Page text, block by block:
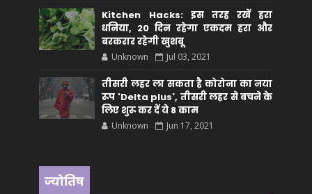
Kitchen Hacks: इस तरह रखें हरा
धनिया, 20 दिन रहेगा एकदम हरा और
बरकरार रहेगी खुशबू
Unknown Jul 03, 2021
तीसरी लहर ला सकता है कोरोना का नया
रूप 'Delta plus', तीसरी लहर से बचने के
लिए शुरू कर दें ये 8 काम
Unknown Jun 17, 2021
ज्योतिष